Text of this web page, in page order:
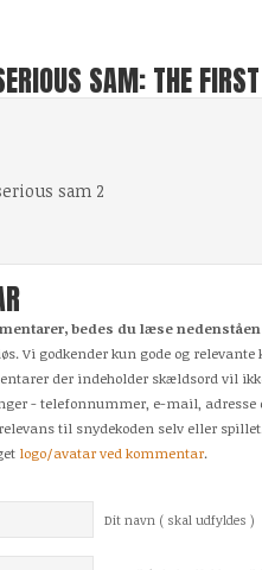
SAM: THE
sam 2
bedes du læse
Vi godkender kun gode og
der indeholder skældsord vil
- telefonnummer, e-mail, adresse
til snydekoden selv eller
logo/avatar ved kommentar.
Dit navn ( skal udfyldes )